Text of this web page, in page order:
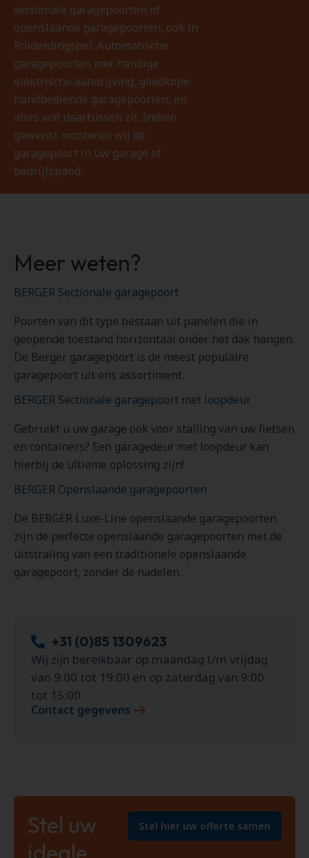
sectionale garagepoorten of
openslaande garagepoorten, ook in
Rolderdingspel. Automatische
garagepoorten met handige
elektrische aandrijving, goedkope
handbediende garagepoorten, en
alles wat daartussen zit. Indien
gewenst monteren wij de
garagepoort in uw garage of
bedrijfspand.
Meer weten?
BERGER Sectionale garagepoort
Poorten van dit type bestaan uit panelen die in
geopende toestand horizontaal onder het dak hangen.
De Berger garagepoort is de meest populaire
garagepoort uit ons assortiment.
BERGER Sectionale garagepoort met loopdeur
Gebruikt u uw garage ook voor stalling van uw fietsen
en containers? Een garagedeur met loopdeur kan
hierbij de ultieme oplossing zijn!
BERGER Openslaande garagepoorten
De BERGER Luxe-Line openslaande garagepoorten
zijn de perfecte openslaande garagepoorten met de
uitstraling van een traditionele openslaande
garagepoort, zonder de nadelen.
+31 (0)85 1309623
Wij zijn bereikbaar op maandag t/m vrijdag
van 9:00 tot 19:00 en op zaterdag van 9:00
tot 15:00.
Contact gegevens
Stel uw
ideale
Stel hier uw offerte samen